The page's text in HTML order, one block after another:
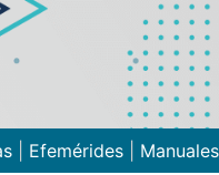
Efemérides